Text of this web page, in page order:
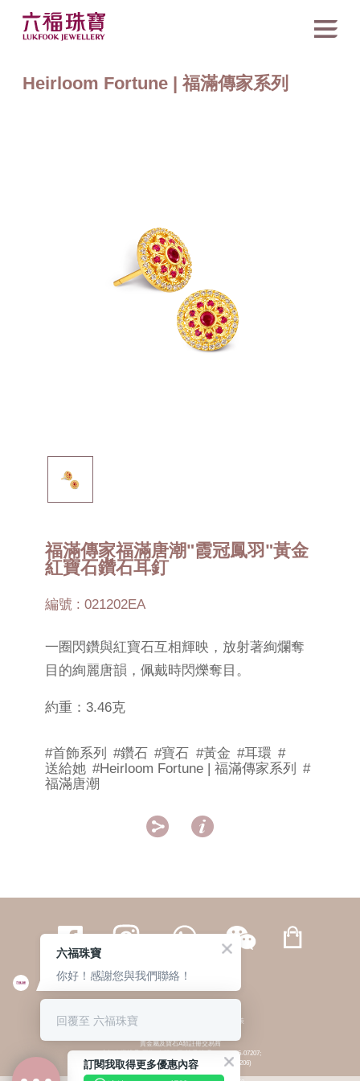
Heirloom Fortune | 福滿傳家系列
福滿傳家福滿唐潮"霞冠鳳羽"黃金
紅寶石鑽石耳釘
編號 : 021202EA
一圈閃鑽與紅寶石互相輝映，放射著絢爛奪
目的絢麗唐韻，佩戴時閃爍奪目。
約重：3.46克
#首飾系列 #鑽石 #寶石 #黃金 #耳環 #
送給她 #Heirloom Fortune | 福滿傳家系列
#
福滿唐潮
 
繁體 | 簡体
© 六福集團 版權所有 不得轉載 私隱政策
貴金屬及寶石A類註冊交易商
(六福企業禮品(國際)有限公司-註冊號碼:A-B-24-05-07207;
六福電子商貿有限公司-註冊號碼:A-B-24-05-07206)
貴金屬及寶石B類註冊交易商
訂閱我取得更多優惠內容
六福珠寶
你好！感謝您與我們聯絡！
回覆至 六福珠寶